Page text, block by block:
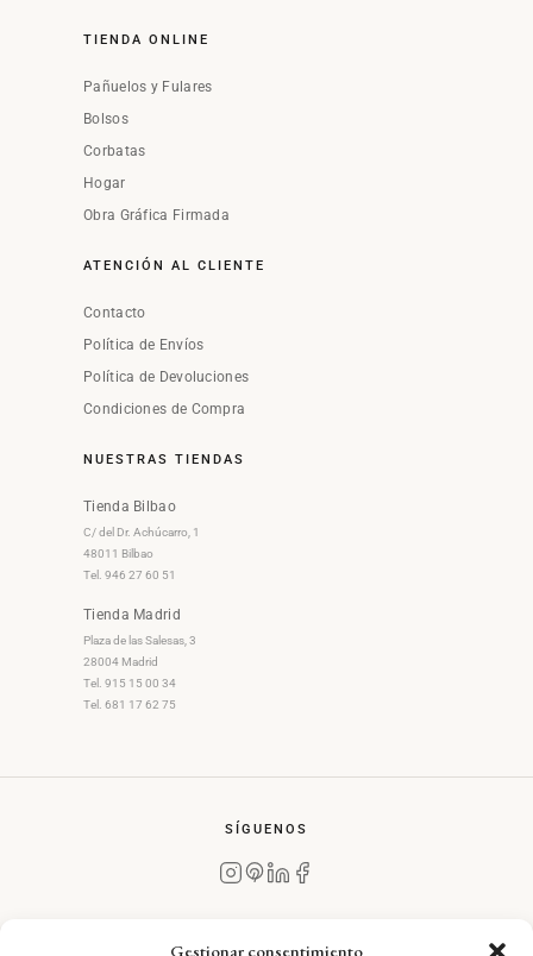
Gestionar consentimiento
TIENDA ONLINE
Pañuelos y Fulares
Bolsos
Corbatas
Hogar
Obra Gráfica Firmada
ATENCIÓN AL CLIENTE
Contacto
Política de Envíos
Política de Devoluciones
Condiciones de Compra
NUESTRAS TIENDAS
Tienda Bilbao
C/ del Dr. Achúcarro, 1
48011 Bilbao
Tel. 946 27 60 51
Tienda Madrid
Plaza de las Salesas, 3
28004 Madrid
Tel. 915 15 00 34
Tel. 681 17 62 75
SÍGUENOS